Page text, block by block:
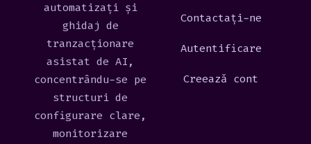
automatizați și
ghidaj de
tranzacționare
asistat de AI,
concentrându-se pe
structuri de
configurare clare,
monitorizare
Contactați-ne
Autentificare
Creează cont